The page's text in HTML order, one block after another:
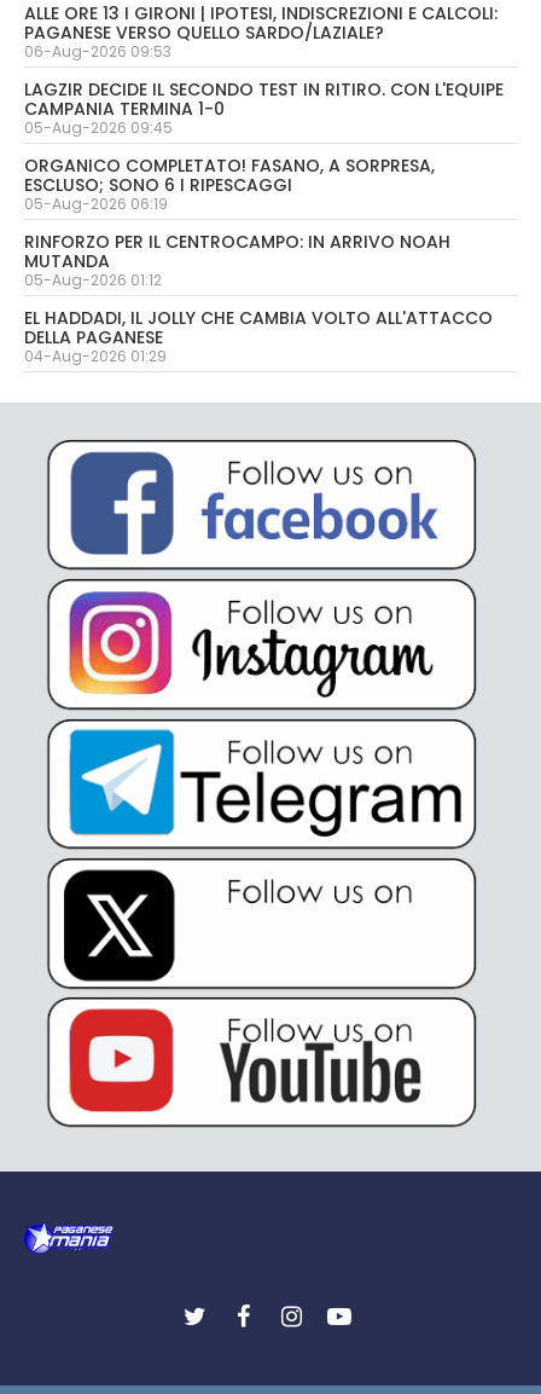
ALLE ORE 13 I GIRONI | IPOTESI, INDISCREZIONI E CALCOLI:
PAGANESE VERSO QUELLO SARDO/LAZIALE?
06-Aug-2026 09:53
LAGZIR DECIDE IL SECONDO TEST IN RITIRO. CON L'EQUIPE
CAMPANIA TERMINA 1-0
05-Aug-2026 09:45
ORGANICO COMPLETATO! FASANO, A SORPRESA,
ESCLUSO; SONO 6 I RIPESCAGGI
05-Aug-2026 06:19
RINFORZO PER IL CENTROCAMPO: IN ARRIVO NOAH
MUTANDA
05-Aug-2026 01:12
EL HADDADI, IL JOLLY CHE CAMBIA VOLTO ALL'ATTACCO
DELLA PAGANESE
04-Aug-2026 01:29